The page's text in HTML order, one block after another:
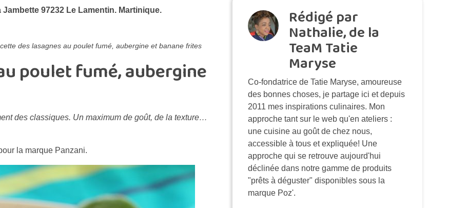
Jambette 97232 Le Lamentin. Martinique.
des lasagnes au poulet fumé, aubergine et banane frites
poulet fumé, aubergine
des classiques. Un maximum de goût, de la texture…
la marque Panzani.
Rédigé par
Nathalie, de la
TeaM Tatie
Maryse
Co-fondatrice de Tatie Maryse, amoureuse
des bonnes choses, je partage ici et depuis
2011 mes inspirations culinaires. Mon
approche tant sur le web qu'en ateliers :
une cuisine au goût de chez nous,
accessible à tous et expliquée! Une
approche qui se retrouve aujourd'hui
déclinée dans notre gamme de produits
"prêts à déguster" disponibles sous la
marque Poz'.